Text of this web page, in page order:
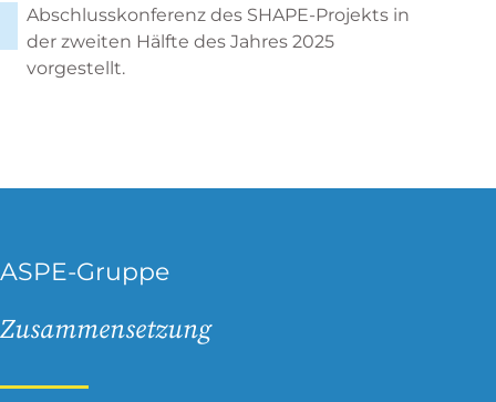
Abschlusskonferenz des SHAPE-Projekts in
der zweiten Hälfte des Jahres 2025
vorgestellt.
ASPE-Gruppe
Zusammensetzung